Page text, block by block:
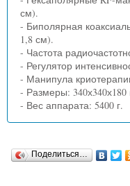
см).
- Биполярная
1,8 см).
- Частота
- Регулятор
- Манипула
- Размеры:
- Вес аппарата: 5400 г.
Поделиться…